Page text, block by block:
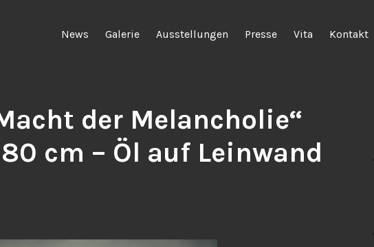
News Galerie Ausstellungen Presse Vita Kontakt
der Melancholie“
cm – Öl auf Leinwand